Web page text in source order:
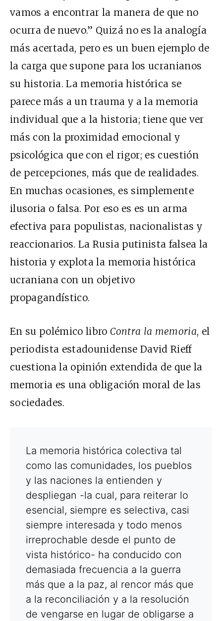
vamos a encontrar la manera de que no
ocurra de nuevo.” Quizá no es la analogía
más acertada, pero es un buen ejemplo de
la carga que supone para los ucranianos
su historia. La memoria histórica se
parece más a un trauma y a la memoria
individual que a la historia; tiene que ver
más con la proximidad emocional y
psicológica que con el rigor; es cuestión
de percepciones, más que de realidades.
En muchas ocasiones, es simplemente
ilusoria o falsa. Por eso es es un arma
efectiva para populistas, nacionalistas y
reaccionarios. La Rusia putinista falsea la
historia y explota la memoria histórica
ucraniana con un objetivo
propagandístico.
En su polémico libroContra la memoria, el
periodista estadounidense David Rieff
cuestiona la opinión extendida de que la
memoria es una obligación moral de las
sociedades.
La memoria histórica colectiva tal
como las comunidades, los pueblos
y las naciones la entienden y
despliegan -la cual, para reiterar lo
esencial, siempre es selectiva, casi
siempre interesada y todo menos
irreprochable desde el punto de
vista histórico- ha conducido con
demasiada frecuencia a la guerra
más que a la paz, al rencor más que
a la reconciliación y a la resolución
de vengarse en lugar de obligarse a